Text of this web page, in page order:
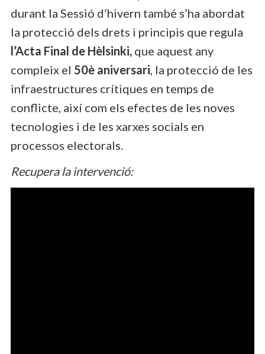
durant la Sessió d’hivern també s’ha abordat
la protecció dels drets i principis que regula
l’Acta Final de Hèlsinki, que aquest any
compleix el 50è aniversari, la protecció de les
infraestructures crítiques en temps de
conflicte, així com els efectes de les noves
tecnologies i de les xarxes socials en
processos electorals.
Recupera la intervenció: